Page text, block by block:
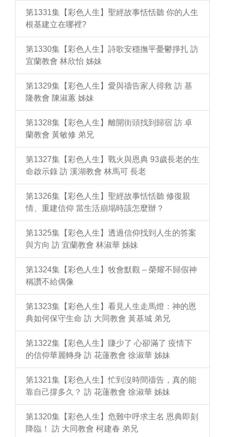
第1331集【彩色人生】聖經故事恬恬聽 你的人生
根基建立在哪裡?
第1330集【彩色人生】詩歌安穩撫平憂鬱掙扎 訪
宜蘭教會 林欣怡 姊妹
第1329集【彩色人生】愛與禱告家人得救 訪 基
隆教會 陳淑蕙 姊妹
第1328集【彩色人生】離開街頭找到歸宿 訪 卓
蘭教會 黃敏修 弟兄
第1327集【彩色人生】戰火與恩典 93歲長老的生
命啟示錄 訪 溪湖教會 林馬可 長老
第1326集【彩色人生】聖經故事恬恬聽 修復親
情、重建信仰 當生活崩塌時該怎麼辦？
第1325集【彩色人生】透過信仰找到人生的答案
與方向 訪 宜蘭教會 林淑華 姊妹
第1324集【彩色人生】牧會默觀 – 榮耀不歸假神
稱讚不給偶像
第1323集【彩色人生】看見人生走馬燈：神的恩
典如何保守生命 訪 大同教會 黃基城 弟兄
第1322集【彩色人生】賺少了 心卻滿了 疫情下
的信仰華麗轉身 訪 花蓮教會 徐淑華 姊妹
第1321集【彩色人生】忙到沒時間禱告，真的能
靠自己撐多久？ 訪 花蓮教會 徐淑華 姊妹
第1320集【彩色人生】危難中呼求主名 恩典即刻
降臨！ 訪 大同教會 柯建春 弟兄